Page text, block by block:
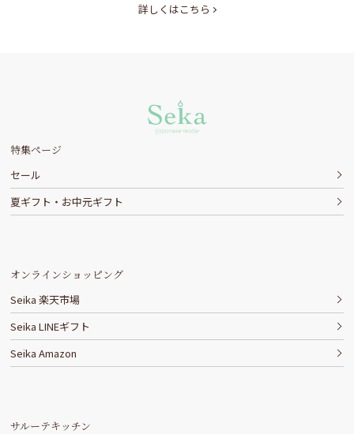
詳しくはこちら
特集ページ
セール
夏ギフト・お中元ギフト
オンラインショッピング
Seika 楽天市場
Seika LINEギフト
Seika Amazon
サルーテキッチン